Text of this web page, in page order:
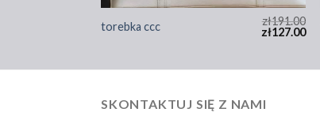
torebka ccc zł191.00
zł127.00
SKONTAKTUJ SIĘ Z NAMI